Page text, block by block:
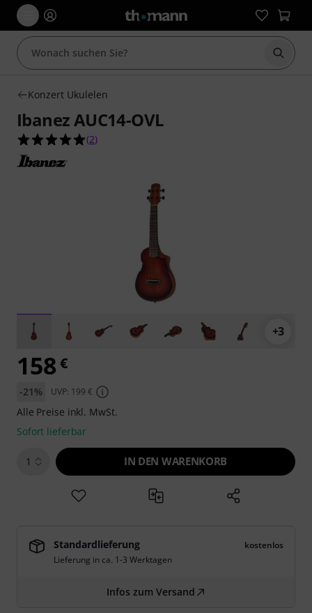
Suche
Konzert Ukulelen
Ibanez AUC14-OVL
5.0 von 5 Sternen aus 2 Kundenbewertungen
(2)
+3
158 €
-21% UVP: 199 €
Alle Preise inkl. MwSt.
Sofort lieferbar
1 IN DEN WARENKORB
Standardlieferung
kostenlos
Lieferung in ca. 1-3 Werktagen
Infos zum Versand